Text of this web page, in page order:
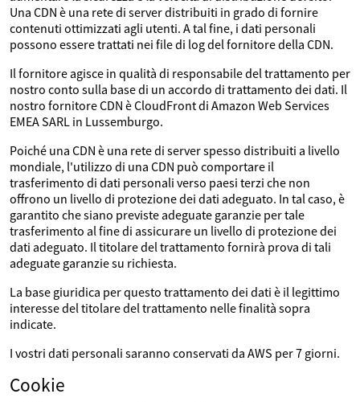
Una CDN è una rete di server distribuiti in grado di fornire
contenuti ottimizzati agli utenti. A tal fine, i dati personali
possono essere trattati nei file di log del fornitore della CDN.
Il fornitore agisce in qualità di responsabile del trattamento per
nostro conto sulla base di un accordo di trattamento dei dati. Il
nostro fornitore CDN è CloudFront di Amazon Web Services
EMEA SARL in Lussemburgo.
Poiché una CDN è una rete di server spesso distribuiti a livello
mondiale, l'utilizzo di una CDN può comportare il
trasferimento di dati personali verso paesi terzi che non
offrono un livello di protezione dei dati adeguato. In tal caso, è
garantito che siano previste adeguate garanzie per tale
trasferimento al fine di assicurare un livello di protezione dei
dati adeguato. Il titolare del trattamento fornirà prova di tali
adeguate garanzie su richiesta.
La base giuridica per questo trattamento dei dati è il legittimo
interesse del titolare del trattamento nelle finalità sopra
indicate.
I vostri dati personali saranno conservati da AWS per 7 giorni.
Cookie